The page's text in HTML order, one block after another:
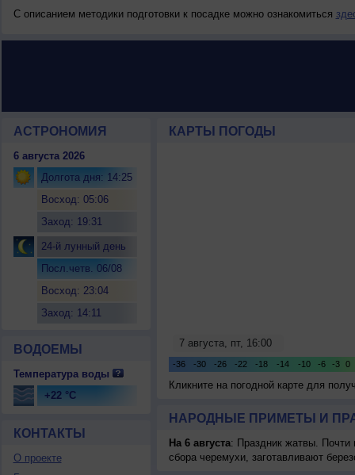
С описанием методики подготовки к посадке можно ознакомиться
АСТРОНОМИЯ
6 августа 2026
Долгота дня: 14:25
Восход: 05:06
Заход: 19:31
24-й лунный день
Посл.четв. 06/08
Восход: 23:04
Заход: 14:11
ВОДОЕМЫ
Температура воды
+22 °C
КОНТАКТЫ
О проекте
КАРТЫ ПОГОДЫ
Кликните на погодной карте для
НАРОДНЫЕ ПРИМЕТЫ И
На 6 августа: Праздник жатвы. Почти
сбора черемухи, заготавливают